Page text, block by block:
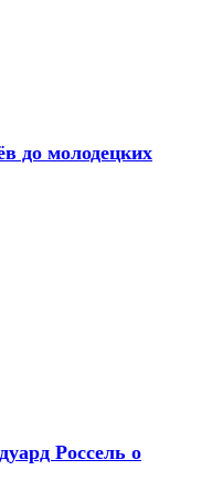
до молодецких
Россель о